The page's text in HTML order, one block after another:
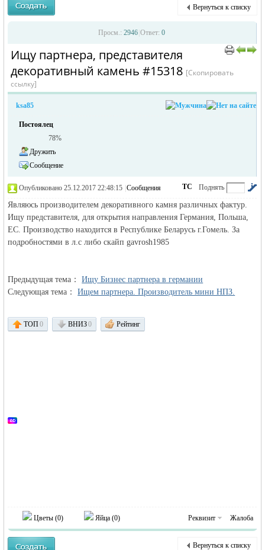
жизнь и
Объявления в Германии
›
Ищу бизнес партнера в Германии
Ищу партнера, представителя декоративный камень
Вернуться к списку
Просм.: 2946 Ответ: 0
Ищу партнера, представителя
декоративный камень #15318 [Скопировать
ссылку]
ksa85
Постоялец
78%
Дружить
Сообщение
Поднять
ТС
Опубликовано 25.12.2017 22:48:15 Сообщения
Являюсь производителем декоративного камня различных фактур.
Ищу представителя, для открытия направления Германия, Польша,
ЕС. Производство находится в Республике Беларусь г.Гомель. За
подробностями в л.с либо скайп gavrosh1985
Предыдущая тема：Ищу Бизнес партнера в германии
Следующая тема：Ищем партнера. Производитель мини НПЗ.
ТОП0 ВНИЗ0 Рейтинг
Цветы (0) Яйца (0) Реквизит Жалоба
Вернуться к списку